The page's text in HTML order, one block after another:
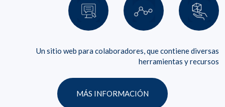
Un sitio web para colaboradores, que contiene diversas
herramientas y recursos
MÁS INFORMACIÓN